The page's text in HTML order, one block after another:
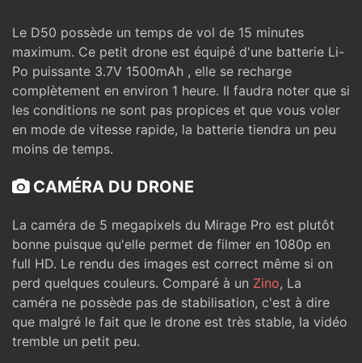
Le D50 possède un temps de vol de 15 minutes
maximum. Ce petit drone est équipé d'une batterie Li-
Po puissante 3.7V 1500mAh , elle se recharge
complètement en environ 1 heure. Il faudra noter que si
les conditions ne sont pas propices et que vous voler
en mode de vitesse rapide, la batterie tiendra un peu
moins de temps.
CAMÉRA DU DRONE
La caméra de 5 megapixels du Mirage Pro est plutôt
bonne puisque qu'elle permet de filmer en 1080p en
full HD. Le rendu des images est correct même si on
perd quelques couleurs. Comparé à un Zino, La
caméra ne possède pas de stabilisation, c'est à dire
que malgré le fait que le drone est très stable, la vidéo
tremble un petit peu.